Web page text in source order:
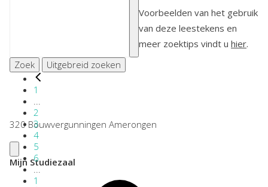
Voorbeelden van het gebruik
van deze leestekens en
meer zoektips vindt u hier.
Zoek
Uitgebreid zoeken
1
2
3
4
5
6
...
1
320 Bouwvergunningen Amerongen
Mijn Studiezaal